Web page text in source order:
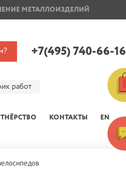
МЕТАЛЛОИЗДЕЛИЙ
+7(495) 740-66-16
работ
КОНТАКТЫ EN